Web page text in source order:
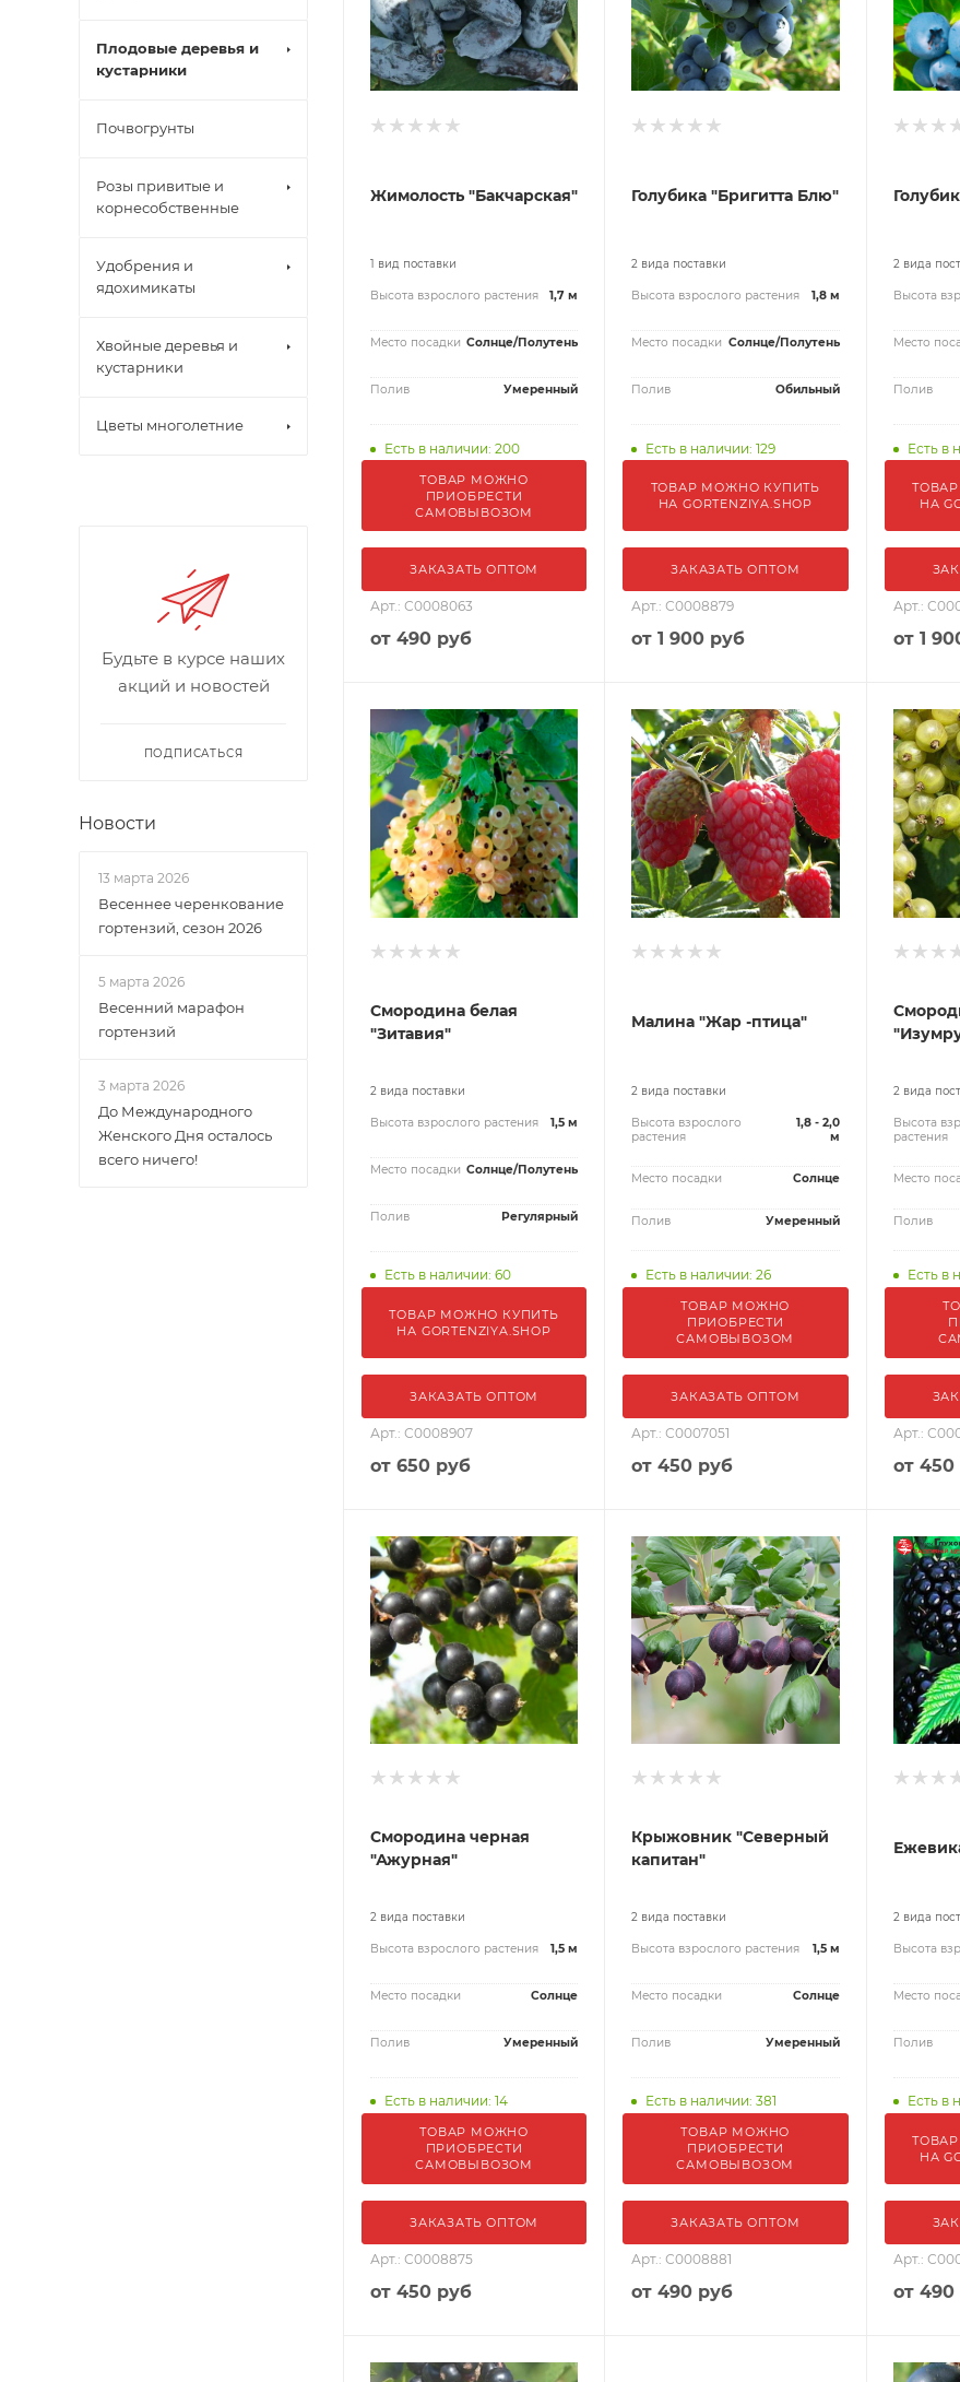
Жимолость "Бакчарская"
1 вид поставки
Высота взрослого растения 1,7 м
Место посадки Солнце/Полутень
Полив Умеренный
Есть в наличии: 200
ТОВАР МОЖНО
ПРИОБРЕСТИ
САМОВЫВОЗОМ
ЗАКАЗАТЬ ОПТОМ
Арт.: С0008063
от 490 руб
Голубика "Бригитта Блю"
2 вида поставки
Высота взрослого растения 1,8 м
Место посадки Солнце/Полутень
Полив Обильный
Есть в наличии: 129
ТОВАР МОЖНО КУПИТЬ
НА GORTENZIYA.SHOP
ЗАКАЗАТЬ ОПТОМ
Арт.: С0008879
от1 900 руб
2 вида
Высота
Место
Полив
Есть в
НА
Арт.:
от 1
Смородина белая
"Зитавия"
2 вида поставки
Высота взрослого растения 1,5 м
Место посадки Солнце/Полутень
Полив Регулярный
Есть в наличии: 60
ТОВАР МОЖНО КУПИТЬ
НА GORTENZIYA.SHOP
ЗАКАЗАТЬ ОПТОМ
Арт.: С0008907
от 650 руб
Малина "Жар -птица"
2 вида поставки
Высота взрослого
растения
1,8 - 2,0
м
Место посадки Солнце
Полив Умеренный
Есть в наличии: 26
ТОВАР МОЖНО
ПРИОБРЕСТИ
САМОВЫВОЗОМ
ЗАКАЗАТЬ ОПТОМ
Арт.: С0007051
от450 руб
2 вида
Высота
растения
Место
Полив
Есть в
Арт.:
от 450
Смородина черная
"Ажурная"
2 вида поставки
Высота взрослого растения 1,5 м
Место посадки Солнце
Полив Умеренный
Есть в наличии: 14
ТОВАР МОЖНО
ПРИОБРЕСТИ
САМОВЫВОЗОМ
ЗАКАЗАТЬ ОПТОМ
Арт.: С0008875
от 450 руб
Крыжовник "Северный
капитан"
2 вида поставки
Высота взрослого растения 1,5 м
Место посадки Солнце
Полив Умеренный
Есть в наличии: 381
ТОВАР МОЖНО
ПРИОБРЕСТИ
САМОВЫВОЗОМ
ЗАКАЗАТЬ ОПТОМ
Арт.: С0008881
от490 руб
2 вида
Высота
Место
Полив
Есть в
НА
Арт.:
от 490
Плодовые деревья и
кустарники
Почвогрунты
Розы привитые и
корнесобственные
Удобрения и
ядохимикаты
Хвойные деревья и
кустарники
Цветы многолетние
Будьте в курсе наших
акций и новостей
ПОДПИСАТЬСЯ
Новости
13 марта 2026
Весеннее черенкование
гортензий, сезон 2026
5 марта 2026
Весенний марафон
гортензий
3 марта 2026
До Международного
Женского Дня осталось
всего ничего!